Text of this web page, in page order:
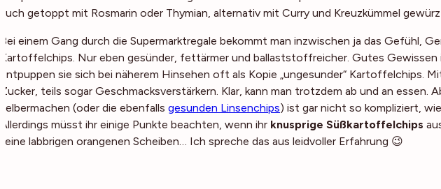
auch getoppt mit Rosmarin oder Thymian, alternativ mit Curry und Kreuzkümmel
Bei einem Gang durch die Supermarktregale bekommt man inzwischen ja das Gefühl,
Kartoffelchips. Nur eben gesünder, fettärmer und ballaststoffreicher. Gutes Gewissen
entpuppen sie sich bei näherem Hinsehen oft als Kopie „ungesunder“ Kartoffelchips.
Zucker, teils sogar Geschmacksverstärkern. Klar, kann man trotzdem ab und an essen.
selbermachen (oder die ebenfalls gesunden Linsenchips) ist gar nicht so kompliziert,
Allerdings müsst ihr einige Punkte beachten, wenn ihr knusprige Süßkartoffelchips
keine labbrigen orangenen Scheiben… Ich spreche das aus leidvoller Erfahrung 😉